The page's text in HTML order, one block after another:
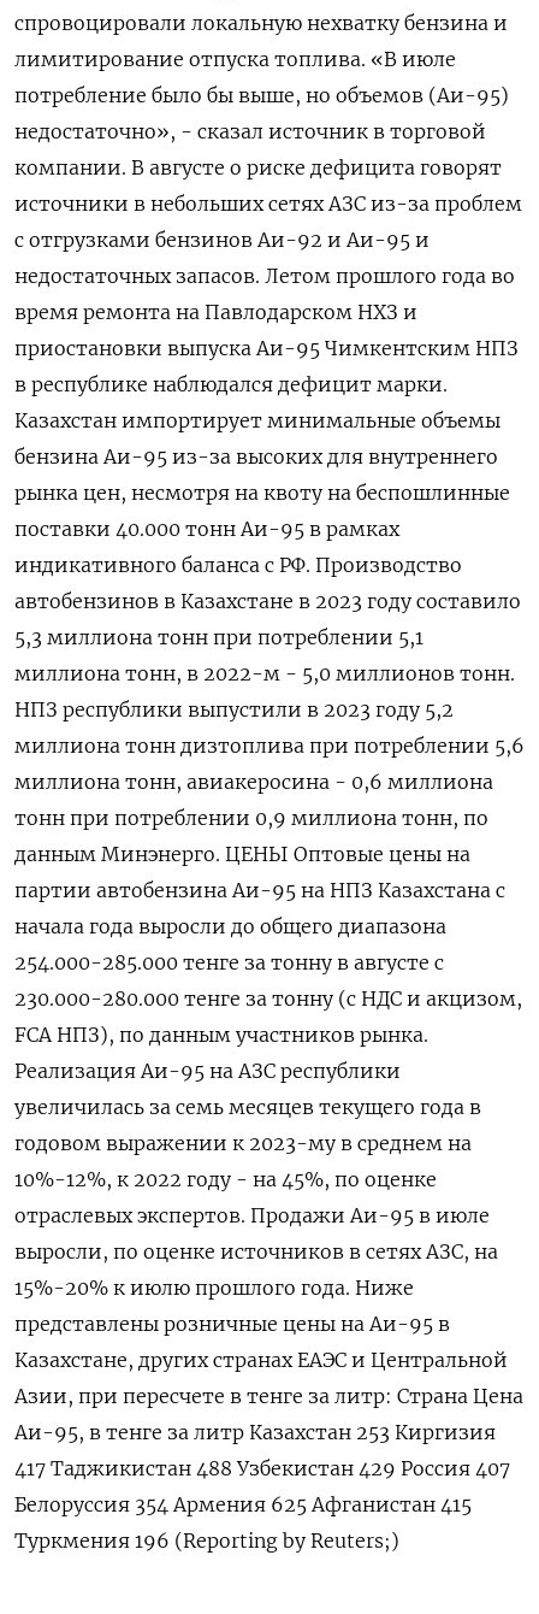
спровоцировали локальную нехватку бензина и
лимитирование отпуска топлива. «В июле
потребление было бы выше, но объемов (Аи-95)
недостаточно», - сказал источник в торговой
компании. В августе о риске дефицита говорят
источники в небольших сетях АЗС из-за проблем
с отгрузками бензинов Аи-92 и Аи-95 и
недостаточных запасов. Летом прошлого года во
время ремонта на Павлодарском НХЗ и
приостановки выпуска Аи-95 Чимкентским НПЗ
в республике наблюдался дефицит марки.
Казахстан импортирует минимальные объемы
бензина Аи-95 из-за высоких для внутреннего
рынка цен, несмотря на квоту на беспошлинные
поставки 40.000 тонн Аи-95 в рамках
индикативного баланса с РФ. Производство
автобензинов в Казахстане в 2023 году составило
5,3 миллиона тонн при потреблении 5,1
миллиона тонн, в 2022-м - 5,0 миллионов тонн.
НПЗ республики выпустили в 2023 году 5,2
миллиона тонн дизтоплива при потреблении 5,6
миллиона тонн, авиакеросина - 0,6 миллиона
тонн при потреблении 0,9 миллиона тонн, по
данным Минэнерго. ЦЕНЫ Оптовые цены на
партии автобензина Аи-95 на НПЗ Казахстана с
начала года выросли до общего диапазона
254.000-285.000 тенге за тонну в августе с
230.000-280.000 тенге за тонну (с НДС и акцизом,
FCA НПЗ), по данным участников рынка.
Реализация Аи-95 на АЗС республики
увеличилась за семь месяцев текущего года в
годовом выражении к 2023-му в среднем на
10%-12%, к 2022 году - на 45%, по оценке
отраслевых экспертов. Продажи Аи-95 в июле
выросли, по оценке источников в сетях АЗС, на
15%-20% к июлю прошлого года. Ниже
представлены розничные цены на Аи-95 в
Казахстане, других странах ЕАЭС и Центральной
Азии, при пересчете в тенге за литр: Страна Цена
Аи-95, в тенге за литр Казахстан 253 Киргизия
417 Таджикистан 488 Узбекистан 429 Россия 407
Белоруссия 354 Армения 625 Афганистан 415
Туркмения 196 (Reporting by Reuters;)